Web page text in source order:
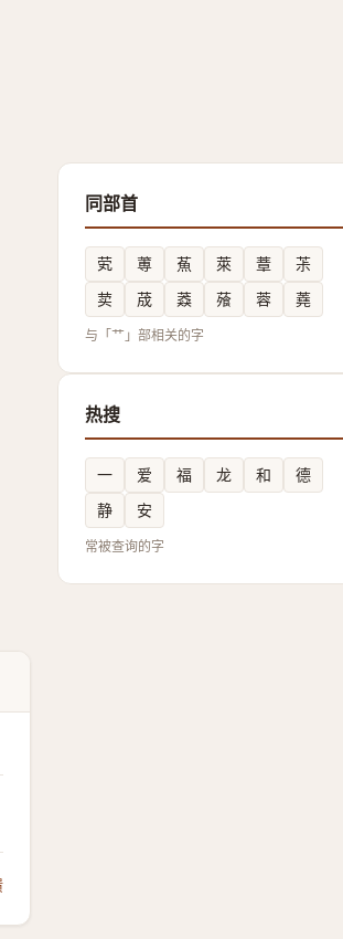
同部首
䒯 蒪 䔡 萊 蔁
茮
荬
荿 䔸 蕵 蓉 蕘
与「艹」部相关的字
热搜
一 爱 福 龙 和
德
静
安
常被查询的字